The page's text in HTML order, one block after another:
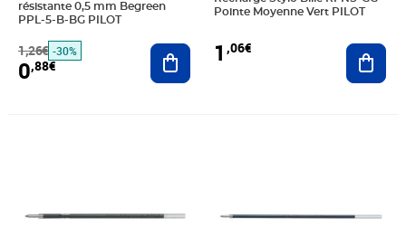
résistante 0,5 mm Begreen
PPL-5-B-BG PILOT
1,26€ -30%
0,88€
Ajouter au panier
Pointe Moyenne Vert PILOT
1 ,06€